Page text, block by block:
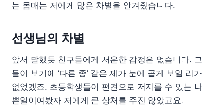
는 몸매는 저에게 많은 차별을 안겨줬습니다.
선생님의 차별
앞서 말했듯 친구들에게 서운한 감정은 없습니다. 그
들이 보기에 ‘다른 종’ 같은 제가 눈에 곱게 보일 리가
없었겠죠. 초등학생들이 편견으로 저지를 수 있는 나
쁜일이여봤자 저에게 큰 상처를 주진 않았고요.